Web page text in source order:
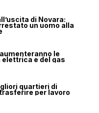
di Novara:
un uomo alla
le
elettrica e del gas
quartieri di
per lavoro